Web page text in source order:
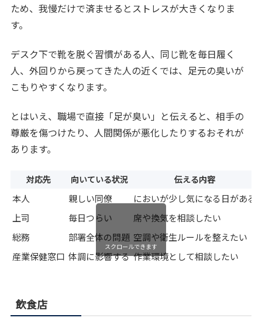
ため、我慢だけで済ませるとストレスが大きくなりま
す。
デスク下で靴を脱ぐ習慣がある人、同じ靴を毎日履く
人、外回りから戻ってきた人の近くでは、足元の臭いが
こもりやすくなります。
とはいえ、職場で直接「足が臭い」と伝えると、相手の
尊厳を傷つけたり、人間関係が悪化したりするおそれが
あります。
対応先 向いている状況 伝える内容
本人 親しい同僚
においが少し気になる日がある
上司
毎日つらい
席や換気を相談したい
総務
部署全体の問題 空調や衛生ルールを整えたい
産業保健窓口 体調に影響する 作業環境として相談したい
スクロールできます
飲食店